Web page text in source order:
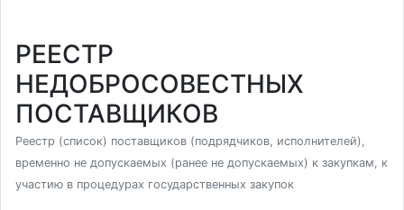
РЕЕСТР
НЕДОБРОСОВЕСТНЫХ
ПОСТАВЩИКОВ
Реестр (список) поставщиков (подрядчиков, исполнителей),
временно не допускаемых (ранее не допускаемых) к закупкам, к
участию в процедурах государственных закупок